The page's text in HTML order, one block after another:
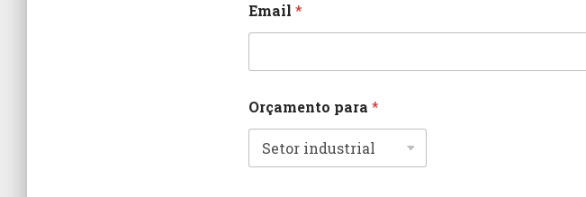
Email *
Orçamento para *